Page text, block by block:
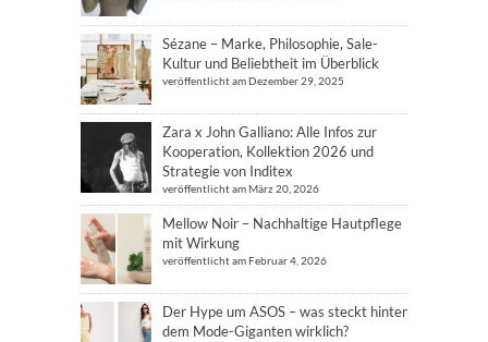
Sézane – Marke, Philosophie, Sale-
Kultur und Beliebtheit im Überblick
veröffentlicht am Dezember 29, 2025
Zara x John Galliano: Alle Infos zur
Kooperation, Kollektion 2026 und
Strategie von Inditex
veröffentlicht am März 20, 2026
Mellow Noir – Nachhaltige Hautpflege
mit Wirkung
veröffentlicht am Februar 4, 2026
Der Hype um ASOS – was steckt hinter
dem Mode-Giganten wirklich?